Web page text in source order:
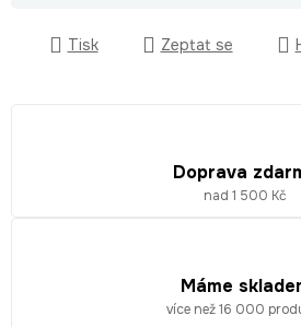
Tisk Zeptat se
Doprava
nad 1 500 Kč
Máme
více než 16 000